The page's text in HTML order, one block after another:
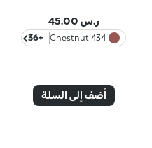
ر.س 45.00
434 Chestnut
+36
أضف إلى السلة